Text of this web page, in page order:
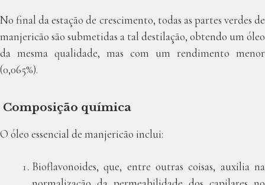
No final da estação de crescimento, todas as partes verdes de
manjericão são submetidas a tal destilação, obtendo um óleo
da mesma qualidade, mas com um rendimento menor
(0,065%).
Composição química
O óleo essencial de manjericão inclui:
Bioflavonoides, que, entre outras coisas, auxilia na